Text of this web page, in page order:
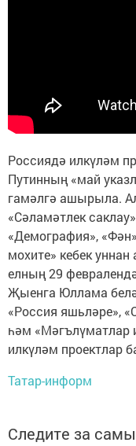
Россиядә илкүләм
Путинның «май
гамәлгә ашырыла.
«Сәламәтлек
«Демография»,
мохите» кебек
елның 29
Җыенга Юллама
«Россия яшьләре»,
һәм «Мәгълүматлар
илкүләм проектлар
Татар-информ
Следите за